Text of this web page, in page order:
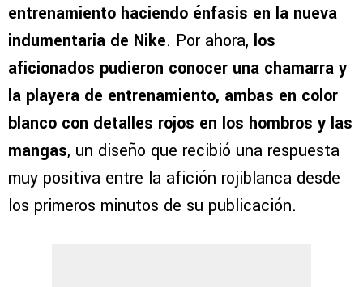
entrenamiento haciendo énfasis en la nueva
indumentaria de Nike. Por ahora, los
aficionados pudieron conocer una chamarra y
la playera de entrenamiento, ambas en color
blanco con detalles rojos en los hombros y las
mangas, un diseño que recibió una respuesta
muy positiva entre la afición rojiblanca desde
los primeros minutos de su publicación.